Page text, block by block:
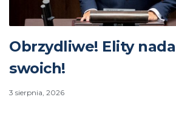
Obrzydliwe! Elity
swoich!
3 sierpnia, 2026